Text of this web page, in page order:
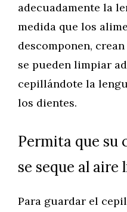
adecuadamente la
medida que los
descomponen,
se pueden limpiar
cepillándote la
los dientes.
Permita que su
se seque al aire
Para guardar el